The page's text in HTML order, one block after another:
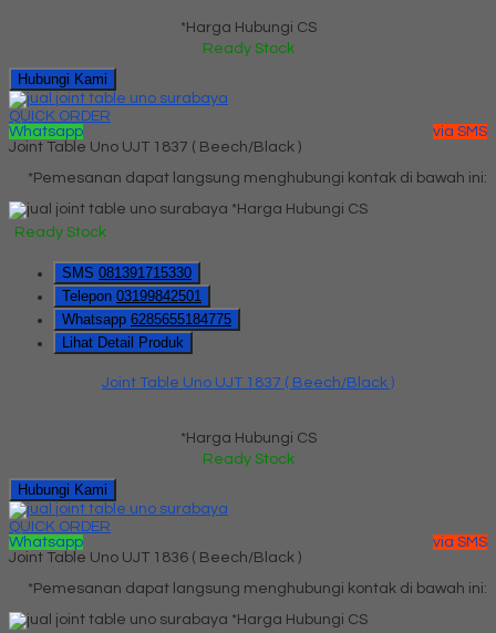
*Harga Hubungi CS
Ready Stock
Hubungi Kami
QUICK ORDER
Whatsapp
via SMS
Joint Table Uno UJT 1837 ( Beech/Black )
*Pemesanan dapat langsung menghubungi kontak di bawah ini:
*Harga Hubungi CS
Ready Stock
SMS 081391715330
Telepon 03199842501
Whatsapp 6285655184775
Lihat Detail Produk
Joint Table Uno UJT 1837 ( Beech/Black )
*Harga Hubungi CS
Ready Stock
Hubungi Kami
QUICK ORDER
Whatsapp
via SMS
Joint Table Uno UJT 1836 ( Beech/Black )
*Pemesanan dapat langsung menghubungi kontak di bawah ini:
*Harga Hubungi CS